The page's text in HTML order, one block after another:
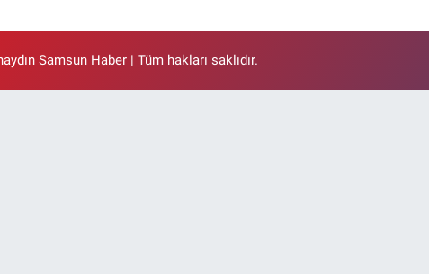
Samsun Haber | Tüm hakları saklıdır.